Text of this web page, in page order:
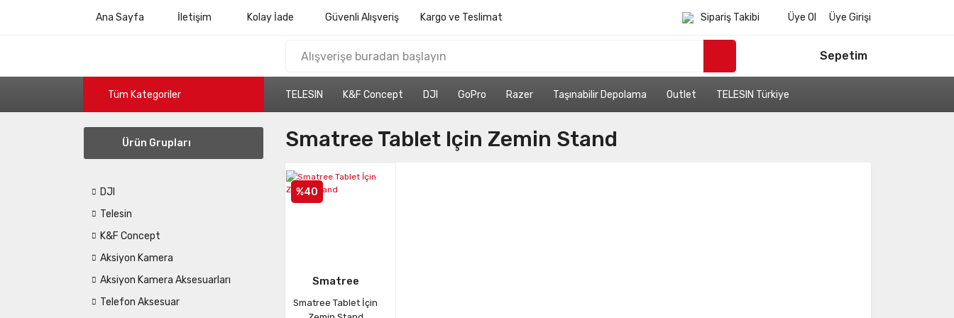
Ana Sayfa İletişim Kolay İade Güvenli Alışveriş Kargo ve Teslimat Sipariş Takibi Üye Ol Üye Girişi
Sepetim
Tüm Kategoriler TELESIN K&F Concept DJI GoPro Razer Taşınabilir Depolama Outlet TELESIN Türkiye
Ürün Grupları
DJI
Telesin
K&F Concept
Aksiyon Kamera
Aksiyon Kamera Aksesuarları
Telefon Aksesuar
Smatree Tablet Için Zemin Stand
%40
Smatree
Smatree Tablet İçin